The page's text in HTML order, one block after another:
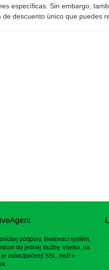
específicas. Sin embargo,
descuento único que puedes
podpory, tiketovací systém,
do jednej služby. Všetko, na
zabezpečený SSL, beží v